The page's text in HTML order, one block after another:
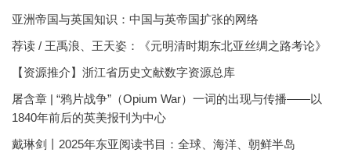
亚洲帝国与英国知识：中国与英帝国扩张的网络
荐读 / 王禹浪、王天姿：《元明清时期东北亚丝绸之路考论》
【资源推介】浙江省历史文献数字资源总库
屠含章 | “鸦片战争”（Opium War）一词的出现与传播——以
1840年前后的英美报刊为中心
戴琳剑丨2025年东亚阅读书目：全球、海洋、朝鲜半岛